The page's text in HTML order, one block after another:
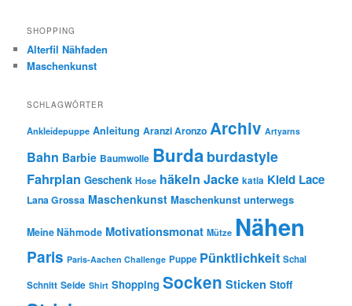
SHOPPING
Alterfil Nähfaden
Maschenkunst
SCHLAGWÖRTER
Ankleidepuppe Anleitung Aranzi Aronzo Archiv Artyarns
Bahn Barbie Baumwolle Burda burdastyle
Fahrplan Geschenk Hose häkeln Jacke katia Kleid Lace
Lana Grossa Maschenkunst Maschenkunst unterwegs
Meine Nähmode Motivationsmonat Mütze Nähen
Paris Paris-Aachen Challenge Puppe Pünktlichkeit Schal
Schnitt Seide Shirt Shopping Socken Sticken Stoff